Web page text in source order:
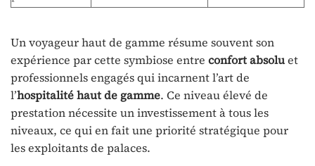
Un voyageur haut de gamme résume souvent son
expérience par cette symbiose entre confort absoluet
professionnels engagés qui incarnent l’art de
l’hospitalité haut de gamme. Ce niveau élevé de
prestation nécessite un investissement à tous les
niveaux, ce qui en fait une priorité stratégique pour
les exploitants de palaces.